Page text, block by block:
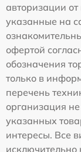
авторизации
указанные на
офертой
обозначения
только в
перечень
организация
указанных
интересы. Все
исключительно